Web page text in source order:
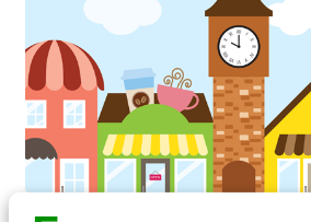
ALLE ARTIKELEN